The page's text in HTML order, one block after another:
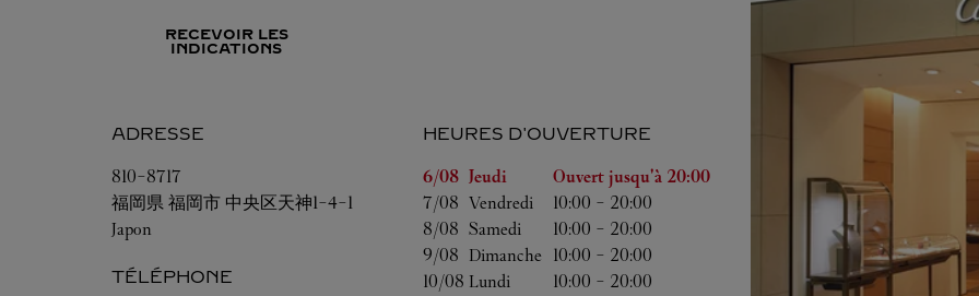
RECEVOIR LES
INDICATIONS
ADRESSE
810-8717
福岡県 福岡市 中央区天神1-4-1
Japon
TÉLÉPHONE
HEURES D'OUVERTURE
Jour de la semaine Heures d'ouverture
6/08 Jeudi Ouvert jusqu'à 20:00
7/08 Vendredi 10:00 - 20:00
8/08 Samedi 10:00 - 20:00
9/08 Dimanche 10:00 - 20:00
10/08 Lundi 10:00 - 20:00